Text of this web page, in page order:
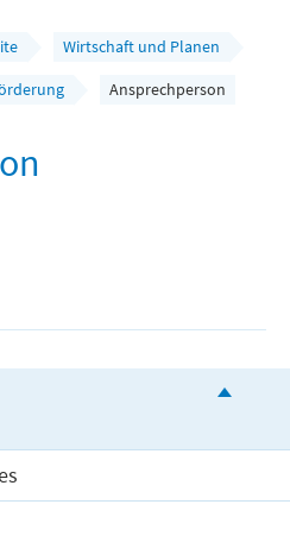
Wirtschaft und Planen
Ansprechperson